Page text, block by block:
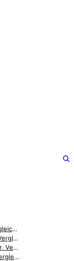
Camping Zubehör: Ratgeber, Vergleiche & Empfehlungen [2026]
Camping Ausrüstung: Ratgeber, Vergleiche & Empfehlungen [2026]
Outdoor Schlafsysteme: Ratgeber, Vergleiche & Empfehlungen [2026]
Outdoor Bekleidung: Ratgeber, Vergleiche & Empfehlungen [2026]